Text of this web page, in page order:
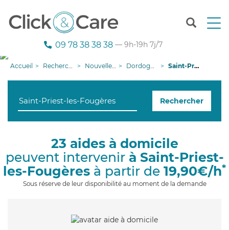
T
n
g
i
o
n
09 78 38 38 38 — 9h-19h 7j/7
Accueil Recherche aide à domicile Nouvelle-Aquitaine Dordogne Saint-Priest-les-Fougères
Rechercher
23 aides à domicile
peuvent intervenir à Saint-Priest-
les-Fougères à partir de 19,90€/h*
Sous réserve de leur disponibilité au moment de la demande